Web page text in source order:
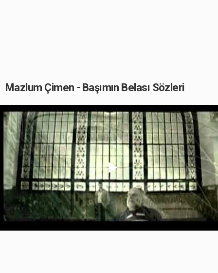
Mazlum Çimen - Başımın Belası Sözleri
Play
Video